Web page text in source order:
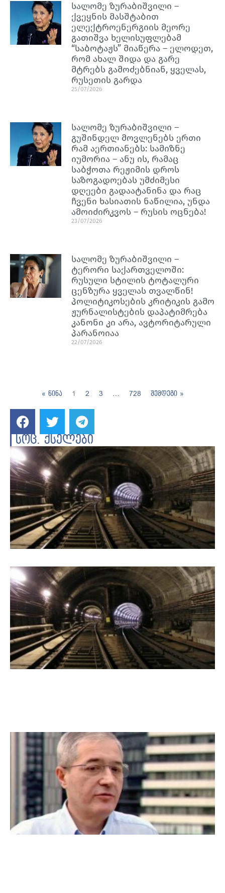
სალომე ზურაბიშვილი –
ქვეყნის მასშტაბით
ელექტროენერგიის მეორე
გათიშვა ხელისუფლებამ
“საბოტაჟს” მიაწერა – ელოდეთ,
რომ ახალ შიდა და გარე
მტრებს გამოძებნიან, ყველას,
რუსეთის გარდა
25/07/2026
სალომე ზურაბიშვილი –
გუშინდელ მოვლენებს ერთი
რამ აერთიანებს: სამიზნე
იუმორია – ანუ ის, რამაც
საბჭოთა რეჟიმის დროს
საზოგადოებას უმძიმესი
დღეები გადაატანინა და რაც
ჩვენი ხასიათის ნაწილია, უნდა
ამოიძირკვოს – რუსის ოცნება!
23/07/2026
სალომე ზურაბიშვილი –
ტერორი საქართველოში:
რუსული სტილის ტოტალური
ცენზურა ყველას თვალწინ!
პოლიტიკოსების კრიტიკის გამო
ჟურნალისტების დაპატიმრება
კანონი კი არა, ავტორიტარული
პარანოიაა
22/07/2026
« წინა 1 2 3 … 728 შემდეგი »
სოც. ქსელები